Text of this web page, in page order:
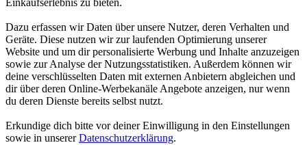
Einkaufserlebnis zu bieten.
Dazu erfassen wir Daten über unsere Nutzer, deren Verhalten und
Geräte. Diese nutzen wir zur laufenden Optimierung unserer
Website und um dir personalisierte Werbung und Inhalte anzuzeigen
sowie zur Analyse der Nutzungsstatistiken. Außerdem können wir
deine verschlüsselten Daten mit externen Anbietern abgleichen und
dir über deren Online-Werbekanäle Angebote anzeigen, nur wenn
du deren Dienste bereits selbst nutzt.
Erkundige dich bitte vor deiner Einwilligung in den Einstellungen
sowie in unsererDatenschutzerklärung.